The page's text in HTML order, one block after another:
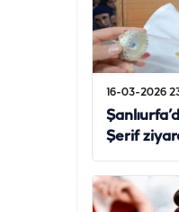
16-03-2026
Şerif